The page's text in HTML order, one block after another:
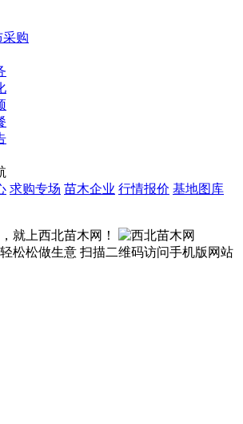
采购
求购专场 苗木企业 行情报价 基地图库
就上西北苗木网！
松松做生意 扫描二维码访问手机版网站